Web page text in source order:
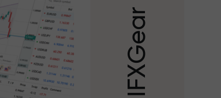
I
F
X
G
e
a
r